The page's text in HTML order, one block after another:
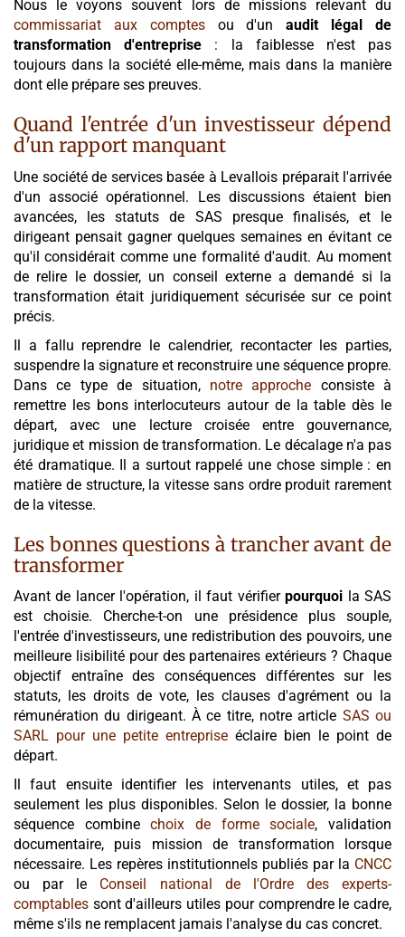
Nous le voyons souvent lors de missions relevant du
commissariat aux comptesou d'unaudit légal de
transformation d'entreprise : la faiblesse n'est pas
toujours dans la société elle-même, mais dans la manière
dont elle prépare ses preuves.
Quand l'entrée d'un investisseur dépend
d'un rapport manquant
Une société de services basée à Levallois préparait l'arrivée
d'un associé opérationnel. Les discussions étaient bien
avancées, les statuts de SAS presque finalisés, et le
dirigeant pensait gagner quelques semaines en évitant ce
qu'il considérait comme une formalité d'audit. Au moment
de relire le dossier, un conseil externe a demandé si la
transformation était juridiquement sécurisée sur ce point
précis.
Il a fallu reprendre le calendrier, recontacter les parties,
suspendre la signature et reconstruire une séquence propre.
Dans ce type de situation, notre approche consiste à
remettre les bons interlocuteurs autour de la table dès le
départ, avec une lecture croisée entre gouvernance,
juridique et mission de transformation. Le décalage n'a pas
été dramatique. Il a surtout rappelé une chose simple : en
matière de structure, la vitesse sans ordre produit rarement
de la vitesse.
Les bonnes questions à trancher avant de
transformer
Avant de lancer l'opération, il faut vérifierpourquoi la SAS
est choisie. Cherche-t-on une présidence plus souple,
l'entrée d'investisseurs, une redistribution des pouvoirs, une
meilleure lisibilité pour des partenaires extérieurs ? Chaque
objectif entraîne des conséquences différentes sur les
statuts, les droits de vote, les clauses d'agrément ou la
rémunération du dirigeant. À ce titre, notre article SAS ou
SARL pour une petite entreprise éclaire bien le point de
départ.
Il faut ensuite identifier les intervenants utiles, et pas
seulement les plus disponibles. Selon le dossier, la bonne
séquence combinechoix de forme sociale, validation
documentaire, puis mission de transformation lorsque
nécessaire. Les repères institutionnels publiés par la CNCC
ou par le Conseil national de l'Ordre des experts-
comptables sont d'ailleurs utiles pour comprendre le cadre,
même s'ils ne remplacent jamais l'analyse du cas concret.